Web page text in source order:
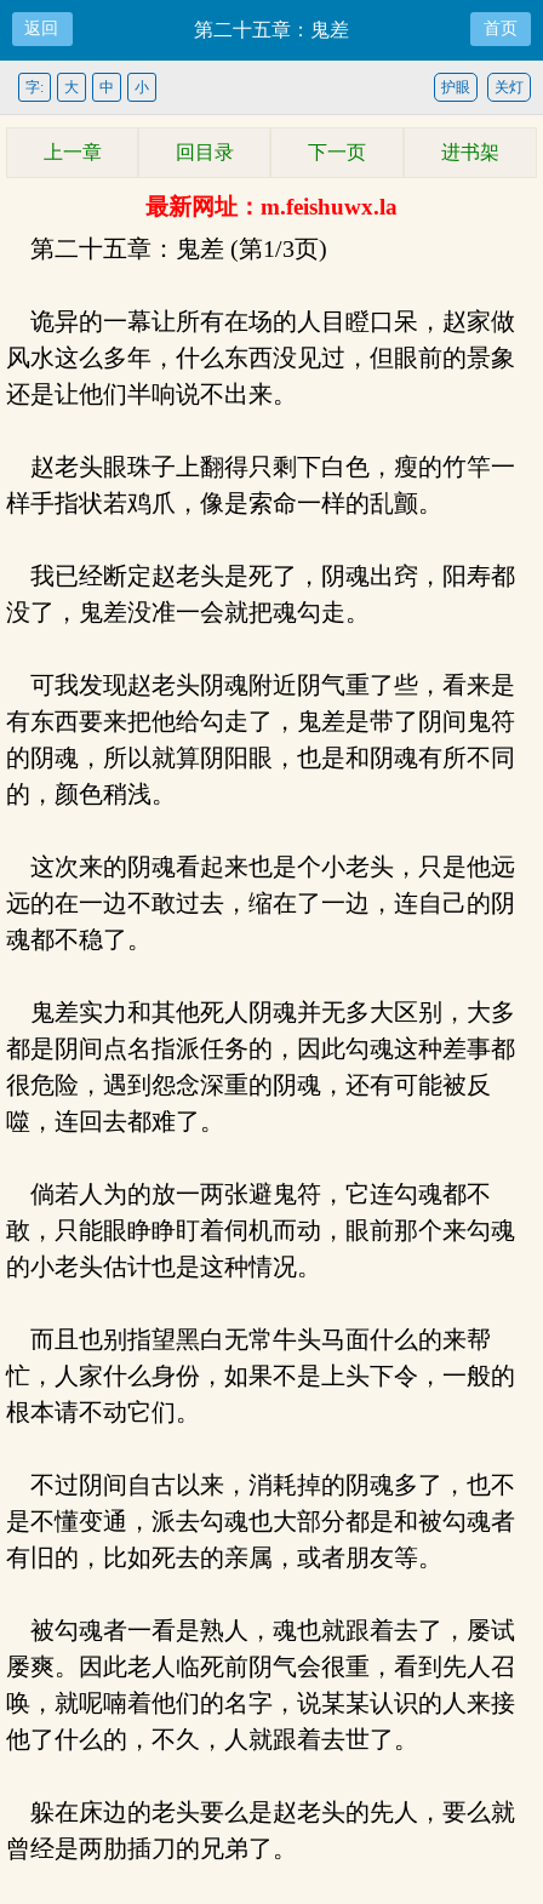
返回 第二十五章：鬼差 首页
关灯
护眼
字: 大 中 小
上一章 回目录 下一页 进书架
最新网址：m.feishuwx.la
第二十五章：鬼差 (第1/3页)
诡异的一幕让所有在场的人目瞪口呆，赵家做
风水这么多年，什么东西没见过，但眼前的景象
还是让他们半响说不出来。
赵老头眼珠子上翻得只剩下白色，瘦的竹竿一
样手指状若鸡爪，像是索命一样的乱颤。
我已经断定赵老头是死了，阴魂出窍，阳寿都
没了，鬼差没准一会就把魂勾走。
可我发现赵老头阴魂附近阴气重了些，看来是
有东西要来把他给勾走了，鬼差是带了阴间鬼符
的阴魂，所以就算阴阳眼，也是和阴魂有所不同
的，颜色稍浅。
这次来的阴魂看起来也是个小老头，只是他远
远的在一边不敢过去，缩在了一边，连自己的阴
魂都不稳了。
鬼差实力和其他死人阴魂并无多大区别，大多
都是阴间点名指派任务的，因此勾魂这种差事都
很危险，遇到怨念深重的阴魂，还有可能被反
噬，连回去都难了。
倘若人为的放一两张避鬼符，它连勾魂都不
敢，只能眼睁睁盯着伺机而动，眼前那个来勾魂
的小老头估计也是这种情况。
而且也别指望黑白无常牛头马面什么的来帮
忙，人家什么身份，如果不是上头下令，一般的
根本请不动它们。
不过阴间自古以来，消耗掉的阴魂多了，也不
是不懂变通，派去勾魂也大部分都是和被勾魂者
有旧的，比如死去的亲属，或者朋友等。
被勾魂者一看是熟人，魂也就跟着去了，屡试
屡爽。因此老人临死前阴气会很重，看到先人召
唤，就呢喃着他们的名字，说某某认识的人来接
他了什么的，不久，人就跟着去世了。
躲在床边的老头要么是赵老头的先人，要么就
曾经是两肋插刀的兄弟了。